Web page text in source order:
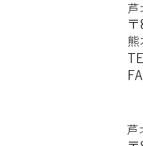
芦
〒
熊
芦